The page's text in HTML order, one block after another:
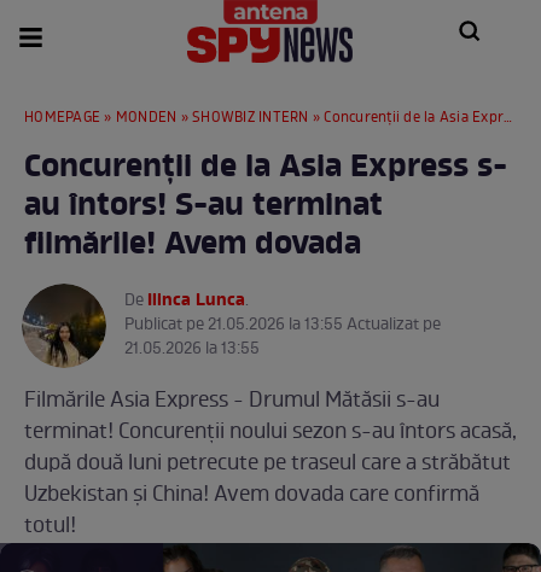
HOMEPAGE » MONDEN »SHOWBIZ INTERN » Concurenții de la Asia Express s-au întors! S-au terminat filmările! Avem dovada
Concurenții de la Asia Express s-
au întors! S-au terminat
filmările! Avem dovada
DeIlinca Lunca.
Publicat pe 21.05.2026 la 13:55 Actualizat pe
21.05.2026 la 13:55
Filmările Asia Express - Drumul Mătăsii s-au
terminat! Concurenții noului sezon s-au întors acasă,
după două luni petrecute pe traseul care a străbătut
Uzbekistan și China! Avem dovada care confirmă
totul!